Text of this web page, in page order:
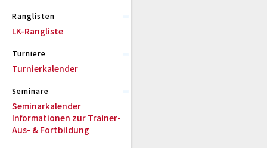
Ranglisten
LK-Rangliste
Turniere
Turnierkalender
Seminare
Seminarkalender
Informationen zur Trainer-
Aus- & Fortbildung